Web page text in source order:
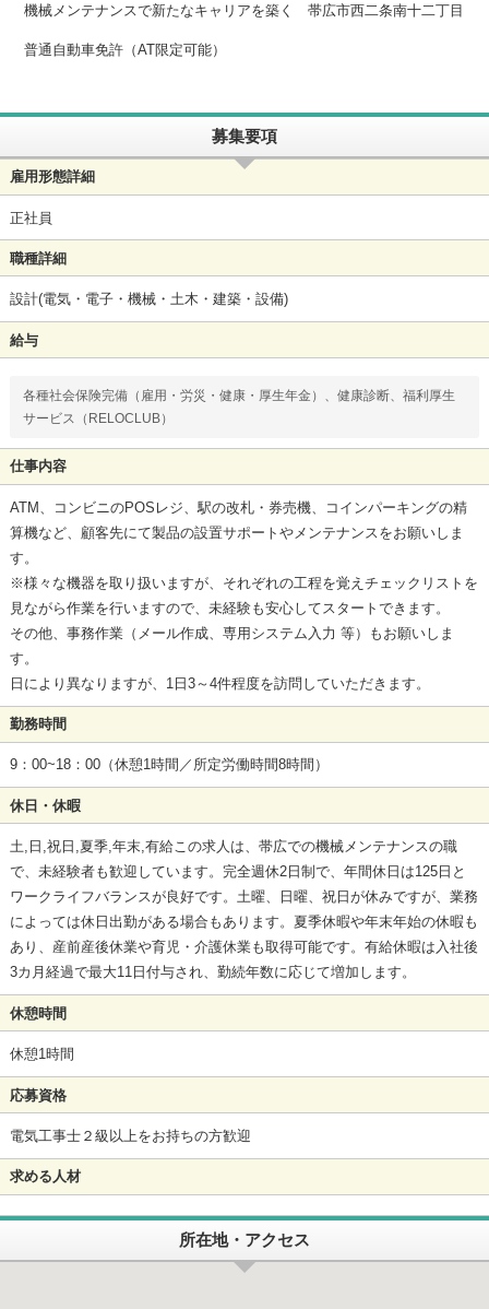
機械メンテナンスで新たなキャリアを築く 帯広市西二条南十二丁目
普通自動車免許（AT限定可能）
募集要項
雇用形態詳細
正社員
職種詳細
設計(電気・電子・機械・土木・建築・設備)
給与
各種社会保険完備（雇用・労災・健康・厚生年金）、健康診断、福利厚生
サービス（RELOCLUB）
仕事内容
ATM、コンビニのPOSレジ、駅の改札・券売機、コインパーキングの精
算機など、顧客先にて製品の設置サポートやメンテナンスをお願いしま
す。
※様々な機器を取り扱いますが、それぞれの工程を覚えチェックリストを
見ながら作業を行いますので、未経験も安心してスタートできます。
その他、事務作業（メール作成、専用システム入力 等）もお願いしま
す。
日により異なりますが、1日3～4件程度を訪問していただきます。
勤務時間
9：00~18：00（休憩1時間／所定労働時間8時間）
休日・休暇
土,日,祝日,夏季,年末,有給この求人は、帯広での機械メンテナンスの職
で、未経験者も歓迎しています。完全週休2日制で、年間休日は125日と
ワークライフバランスが良好です。土曜、日曜、祝日が休みですが、業務
によっては休日出勤がある場合もあります。夏季休暇や年末年始の休暇も
あり、産前産後休業や育児・介護休業も取得可能です。有給休暇は入社後
3カ月経過で最大11日付与され、勤続年数に応じて増加します。
休憩時間
休憩1時間
応募資格
電気工事士２級以上をお持ちの方歓迎
求める人材
所在地・アクセス